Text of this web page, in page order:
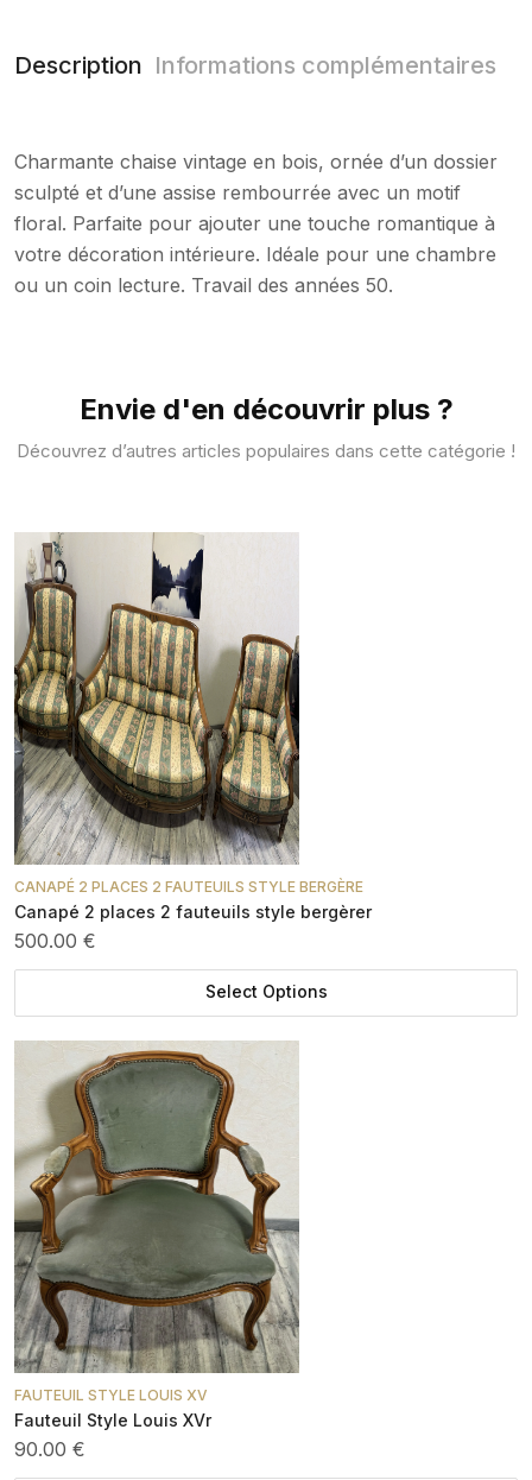
Description Informations complémentaires
Charmante chaise vintage en bois, ornée d’un dossier
sculpté et d’une assise rembourrée avec un motif
floral. Parfaite pour ajouter une touche romantique à
votre décoration intérieure. Idéale pour une chambre
ou un coin lecture. Travail des années 50.
Envie d'en découvrir plus ?
Découvrez d’autres articles populaires dans cette catégorie !
CANAPÉ 2 PLACES 2 FAUTEUILS STYLE BERGÈRE
Canapé 2 places 2 fauteuils style bergèrer
500.00 €
Select Options
FAUTEUIL STYLE LOUIS XV
Fauteuil Style Louis XVr
90.00 €